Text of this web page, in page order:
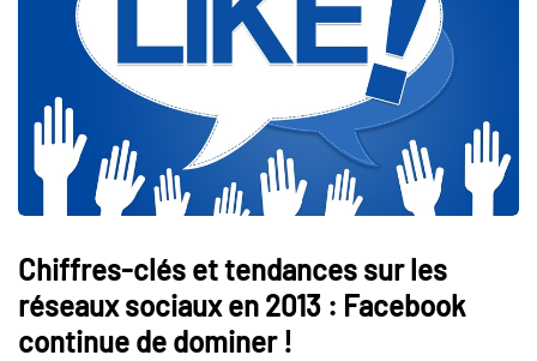
Chiffres-clés et tendances sur les
réseaux sociaux en 2013 : Facebook
continue de dominer !